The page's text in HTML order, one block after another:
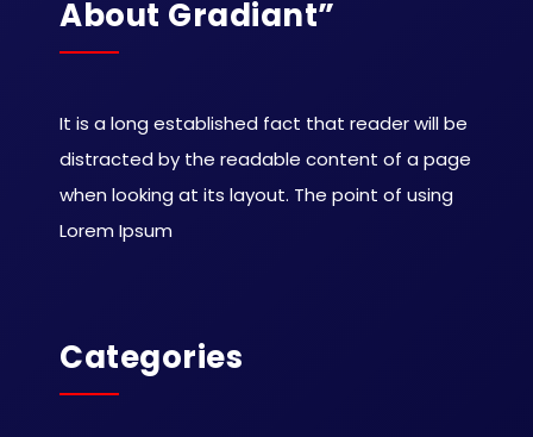
About Gradiant”
It is a long established fact that reader will be
distracted by the readable content of a page
when looking at its layout. The point of using
Lorem Ipsum
Categories